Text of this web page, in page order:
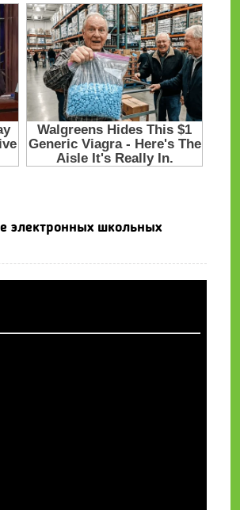
электронных школьных